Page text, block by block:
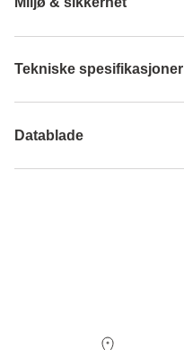
Tekniske spesifikasjoner
Datablade